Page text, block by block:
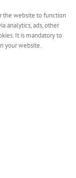
the website to function
analytics, ads, other
It is mandatory to
your website.